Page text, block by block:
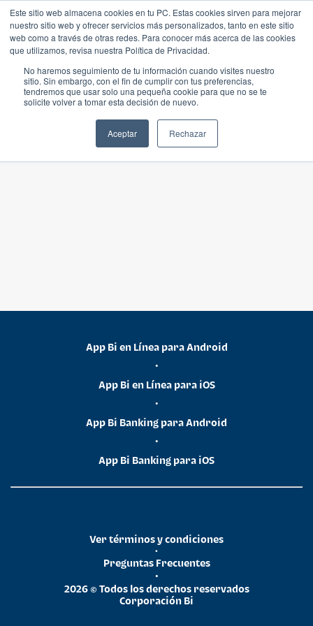
Este sitio web almacena cookies en tu PC. Estas cookies sirven para mejorar
nuestro sitio web y ofrecer servicios más personalizados, tanto en este sitio
web como a través de otras redes. Para conocer más acerca de las cookies
que utilizamos, revisa nuestra Política de Privacidad.
No haremos seguimiento de tu información cuando visites nuestro
sitio. Sin embargo, con el fin de cumplir con tus preferencias,
tendremos que usar solo una pequeña cookie para que no se te
solicite volver a tomar esta decisión de nuevo.
Aceptar Rechazar
App Bi en Línea para Android
•
App Bi en Línea para iOS
•
App Bi Banking para Android
•
App Bi Banking para iOS
2026 © Todos los derechos reservados
Corporación Bi
•
Preguntas Frecuentes
•
Ver términos y condiciones